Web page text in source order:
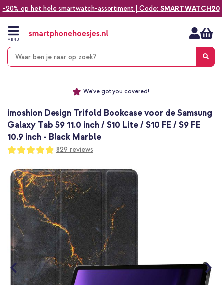
-20% op het hele smartwatch-assortiment | Code: SMARTWATCH20
naar
inhoud
MENU
Alles voor jouw telefoon, tablet, smartwatch of laptop
We've got you covered!
imoshion Design Trifold Bookcase voor de Samsung
Galaxy Tab S9 11.0 inch / S10 Lite / S10 FE / S9 FE
10.9 inch - Black Marble
Waardering:
96
100
829 reviews
naar
het
einde
van
de
afbeeldingen-
gallerij